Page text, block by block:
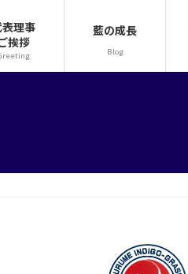
表理事
挨拶
藍の成長
Blog